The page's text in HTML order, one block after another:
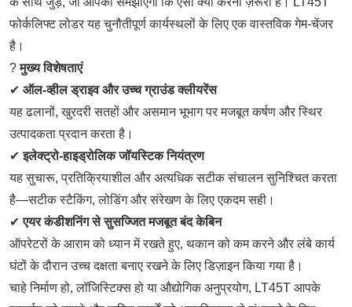
फोर्कलिफ्ट लोडरयह चुनौतीपूर्ण कार्यस्थलों के लिए एक वास्तविक गेम-चेंजर
है।
?मुख्य विशेषताएं
✔ ऑल-व्हील ड्राइव और उच्च ग्राउंड क्लीयरेंस
यह ढलानों, खुरदरी सतहों और असमान भूभाग पर मजबूत कर्षण और स्थिर
उत्पादकता प्रदान करता है।
✔इलेक्ट्रो-हाइड्रोलिक जॉयस्टिक नियंत्रण
यह सुचारू, प्रतिक्रियाशील और अत्यधिक सटीक संचालन सुनिश्चित करता
है—सटीक स्टैकिंग, लोडिंग और संरेखण के लिए एकदम सही।
✔एयर कंडीशनिंग से सुसज्जित मजबूत बंद केबिन
ऑपरेटरों के आराम को ध्यान में रखते हुए, थकान को कम करने और लंबे कार्य
घंटों के दौरान उच्च दक्षता बनाए रखने के लिए डिज़ाइन किया गया है।
चाहे निर्माण हो, लॉजिस्टिक्स हो या औद्योगिक अनुप्रयोग, LT45T आपके